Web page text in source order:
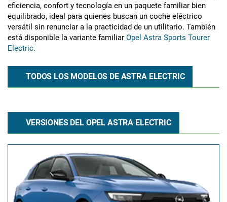
eficiencia, confort y tecnología en un paquete familiar bien
equilibrado, ideal para quienes buscan un coche eléctrico
versátil sin renunciar a la practicidad de un utilitario. También
está disponible la variante familiar Opel Astra Sports Tourer
Electric.
TODOS LOS MODELOS DE ASTRA ELECTRIC
VERSIONES DEL OPEL ASTRA ELECTRIC